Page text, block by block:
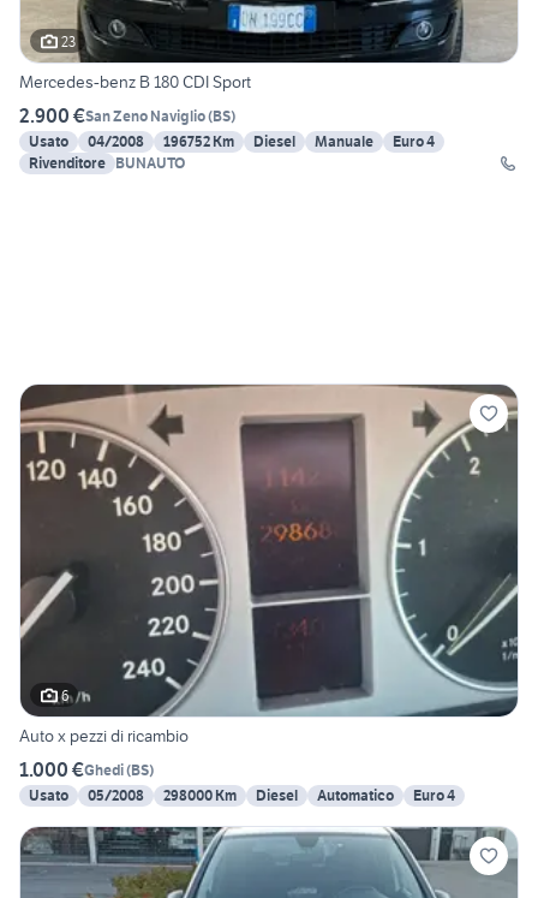
23
Mercedes-benz B 180 CDI Sport
2.900 €San Zeno Naviglio(BS)
Usato
04/2008 196752 Km Diesel Manuale
Euro 4
Rivenditore BUNAUTO
6
Auto x pezzi di ricambio
1.000 €Ghedi(BS)
Usato
05/2008 298000 Km Diesel Automatico Euro 4